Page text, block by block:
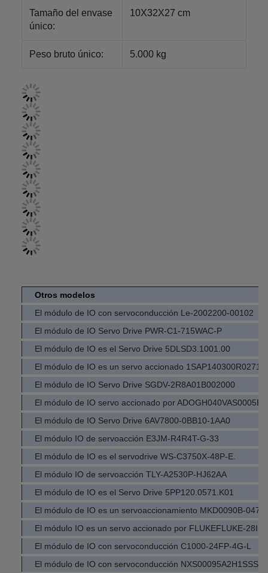
Tamaño del envase
único:
10X32X27 cm
Peso bruto único: 5.000 kg
Otros modelos
El módulo de IO con servoconducción Le-2002200-00102
El módulo de IO Servo Drive PWR-C1-715WAC-P
El módulo de IO es el Servo Drive 5DLSD3.1001.00
El módulo de IO es un servo accionado 1SAP140300R0271
El módulo de IO Servo Drive SGDV-2R8A01B002000
El módulo de IO servo accionado por
El módulo de IO Servo Drive 6AV7800-0BB10-1AA0
El módulo IO de servoacción E3JM-R4R4T-G-33
El módulo de IO es el servodrive WS-C3750X-48P-E.
El módulo IO de servoacción TLY-A2530P-HJ62AA
El módulo de IO es el Servo Drive 5PP120.0571.K01
El módulo de IO es un servoaccionamiento MKD0090B-047-
El módulo IO es un servo accionado por FLUKEFLUKE-
El módulo de IO con servoconducción C1000-24FP-4G-L
El módulo de IO con servoconducción